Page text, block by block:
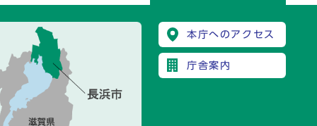
本庁へのアクセス
庁舎案内